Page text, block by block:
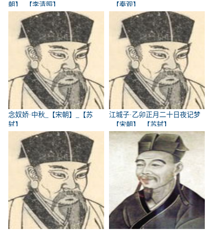
朝】_【李清照】
_【秦观】
念奴娇·中秋_【宋朝】_【苏
轼】
江城子·乙卯正月二十日夜记梦
_【宋朝】_【苏轼】